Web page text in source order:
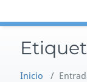
Inicio /